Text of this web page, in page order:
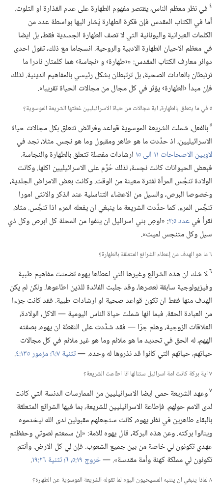
٤ في نظر معظم الناس،‏ يقتصر مفهوم الطهارة على عدم القذارة او التلوث.‏
أما في الكتاب المقدس فإن فكرة الطهارة يُشار اليها بواسطة عدد من
الكلمات العبرانية واليونانية التي لا تصف الطهارة الجسدية فقط،‏ بل ايضا
في معظم الاحيان الطهارة الادبية والروحية.‏ انسجاما مع ذلك،‏ تقول احدى
دوائر معارف الكتاب المقدس:‏ «‹طهارة› و ‹نجاسة› هما كلمتان نادرا ما
ترتبطان بالعادات الصحية،‏ بل ترتبطان بشكل رئيسي بالمفاهيم الدينية.‏ لذلك
فإن مبدأ ‹الطهارة› يؤثر في كل مجال من مجالات الحياة تقريبا».‏
٥ في ما يتعلق بالطهارة،‏ اية مجالات من حياة الاسرائيليين غطتها الشريعة الموسوية؟‏
٥بالفعل،‏ شملت الشريعة الموسوية قواعد وفرائض تتعلق بكل مجالات حياة
الاسرائيليين،‏ اذ حدَّدت ما هو طاهر ومقبول وما هو نجس.‏ مثلا،‏ نجد في
لاويين الاصحاحات ١١ الى ١٥
ارشادات مفصلة تتعلق بالطهارة والنجاسة.‏
فبعض الحيوانات كانت نجسة،‏ لذلك حُرِّم على الاسرائيليين اكلها.‏ وكانت
الولادة تنجِّس المرأة لفترة معينة من الوقت.‏ وكانت بعض الامراض الجلدية،‏
وخصوصا البرص،‏ والسيل من الاعضاء التناسلية عند الذكر والانثى امورا
تنجِّس المرء.‏ كما حدَّدت الشريعة ما ينبغي ان يفعله المرء اذا تنجَّس.‏ مثلا،‏
نقرأ فيعدد ٥:‏٢
‏:‏ «اوصِ بني اسرائيل ان ينفوا من المحلة كل ابرص وكل ذي
سيل وكل متنجس لميت».‏
٦ ما هو الهدف من إعطاء الشرائع المتعلقة بالطهارة؟‏
٦لا شك ان هذه الشرائع وغيرها التي اعطاها يهوه تضمنت مفاهيم طبية
وفيزيولوجية سابقة لعصرها،‏ وقد جلبت الفائدة للذين اطاعوها.‏ ولكن لم يكن
الهدف منها فقط ان تكون قواعد صحية او ارشادات طبية.‏ فقد كانت جزءا
من العبادة الحقة.‏ فبما انها شملت حياة الناس اليومية —‏ الاكل،‏ الولادة،‏
العلاقات الزوجية،‏ وهلم جرّا —‏ فقد شدَّدت على النقطة ان يهوه،‏ بصفته
الههم،‏ له الحق في تحديد ما هو ملائم وما هو غير ملائم في كل مجالات
حياتهم،‏ حياتهم التي كانوا قد نذروها له وحده.‏ —‏تثنية ٧:‏٦؛‏ مزمور ١٣٥:‏٤ ‏.‏
٧ اية بركة كانت امة اسرائيل ستنالها اذا اطاعت الشريعة؟‏
٧وعهد الشريعة حمى ايضا الاسرائيليين من الممارسات الدنسة التي كانت
لدى الامم حولهم.‏ فإطاعة الاسرائيليين للشريعة،‏ بما فيها الشرائع المتعلقة
بالبقاء طاهرين في نظر يهوه،‏ كانت ستجعلهم مقبولين لدى الله ليخدموه
وينالوا بركته.‏ وعن هذه البركة،‏ قال يهوه للامة:‏ «إنْ سمعتم لصوتي وحفظتم
عهدي تكونون لي خاصة من بين جميع الشعوب.‏ فإن لي كل الارض.‏ وأنتم
تكونون لي مملكة كهنة وأمة مقدسة».‏ —‏خروج ١٩:‏٥،‏ ٦؛‏ تثنية ٢٦:‏١٩ ‏.‏
٨ لماذا ينبغي ان ينتبه المسيحيون اليوم لما تقوله الشريعة الموسوية عن الطهارة؟‏